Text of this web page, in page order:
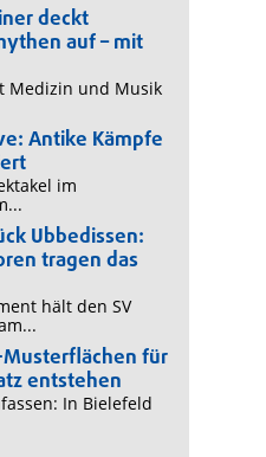
deckt
auf – mit
Medizin und Musik
Antike Kämpfe
im
Ubbedissen:
tragen das
hält den SV
für
entstehen
In Bielefeld